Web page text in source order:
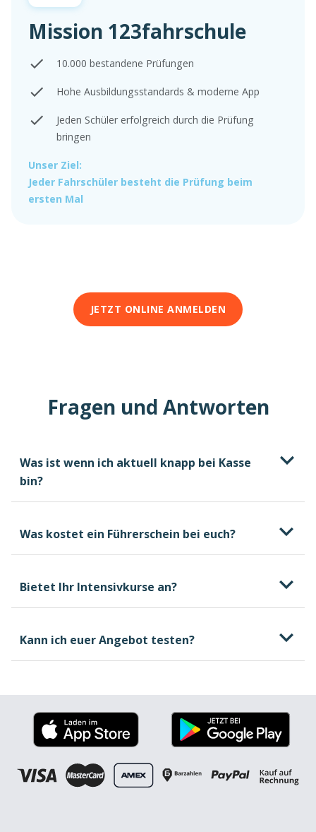
Mission 123fahrschule
10.000 bestandene Prüfungen
Hohe Ausbildungsstandards & moderne App
Jeden Schüler erfolgreich durch die Prüfung
bringen
Unser Ziel:
Jeder Fahrschüler besteht die Prüfung beim
ersten Mal
JETZT ONLINE ANMELDEN
Fragen und Antworten
Was ist wenn ich aktuell knapp bei Kasse
bin?
Was kostet ein Führerschein bei euch?
kostenlosen und
unverbindlichen Beratungstermin
welche Kosten beim
abhängen und wie du selbst Einfluss darauf
nehmen kannst
Bietet Ihr Intensivkurse an?
Kann ich euer Angebot testen?